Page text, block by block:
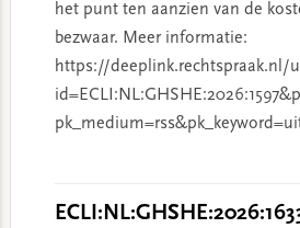
het punt ten aanzien van de
bezwaar. Meer informatie:
https://deeplink.rechtspraak.nl/